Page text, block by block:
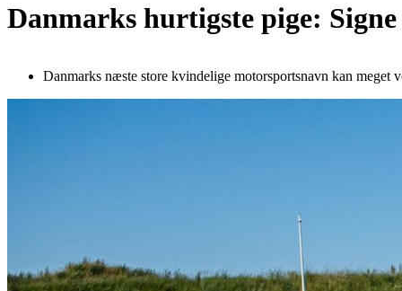
Danmarks hurtigste pige:
Danmarks næste store kvindelige motorsportsnavn kan